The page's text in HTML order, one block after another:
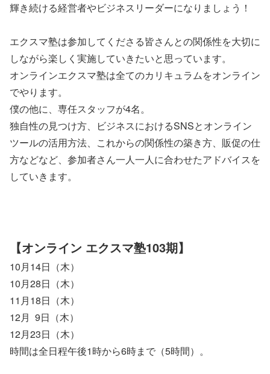
輝き続ける経営者やビジネスリーダーになりましょう！
エクスマ塾は参加してくださる皆さんとの関係性を大切に
しながら楽しく実施していきたいと思っています。
オンラインエクスマ塾は全てのカリキュラムをオンライン
でやります。
僕の他に、専任スタッフが4名。
独自性の見つけ方、ビジネスにおけるSNSとオンライン
ツールの活用方法、これからの関係性の築き方、販促の仕
方などなど、参加者さん一人一人に合わせたアドバイスを
していきます。
【オンライン エクスマ塾103期】
10月14日（木）
10月28日（木）
11月18日（木）
12月 9日（木）
12月23日（木）
時間は全日程午後1時から6時まで（5時間）。